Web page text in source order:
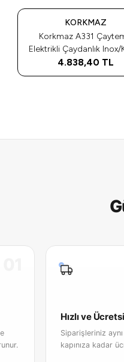
KORKMAZ
Korkmaz A331
Elektrikli Çaydanlık Inox/
4.838,40TL
Hızlı ve
Siparişleriniz aynı
kapınıza kadar